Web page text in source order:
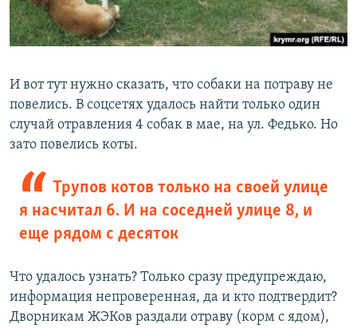
И вот тут нужно сказать, что собаки на потраву не
повелись. В соцсетях удалось найти только один
случай отравления 4 собак в мае, на ул. Федько. Но
зато повелись коты.
Трупов котов только на своей улице
я насчитал 6. И на соседней улице 8, и
еще рядом с десяток
Что удалось узнать? Только сразу предупреждаю,
информация непроверенная, да и кто подтвердит?
Дворникам ЖЭКов раздали отраву (корм с ядом),